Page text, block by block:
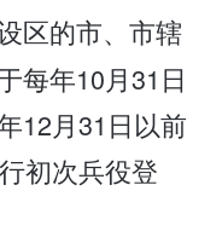
区的市、市辖
每年10月31日
12月31日以前
初次兵役登